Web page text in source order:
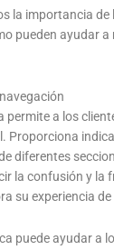
la importancia de
pueden ayudar a
permite a los
Proporciona
diferentes
la confusión y la
su experiencia
puede ayudar a